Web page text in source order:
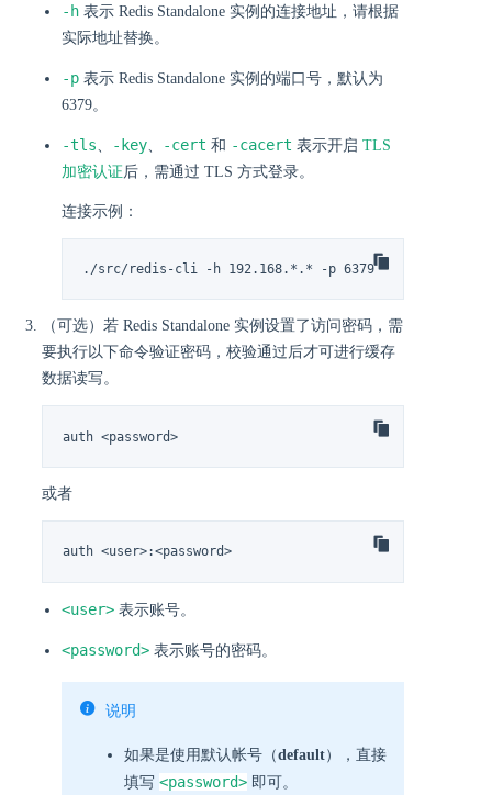
-h 表示 Redis Standalone 实例的连接地址，请根据
实际地址替换。
-p 表示 Redis Standalone 实例的端口号，默认为
6379。
-tls -key -cert 和 -cacert 表示开启 TLS
加密认证 后，需通过 TLS 方式登录。
连接示例：
./src/redis-cli -h 192.168.*.* -p 6379
（可选）若 Redis Standalone 实例设置了访问密码，需
要执行以下命令验证密码，校验通过后才可进行缓存
数据读写。
auth <password>
或者
auth <user>:<password>
<user> 表示账号。
<password> 表示账号的密码。
说明
如果是使用默认帐号（default），直接
填写 <password> 即可。